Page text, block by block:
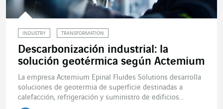
INDUSTRY TRANSFORMATION
Descarbonización industrial: la
solución geotérmica según Actemium
La empresa Actemium Epinal Fluides Solutions desarrolla
soluciones de geotermia de superficie destinadas a
calefacción, refrigeración y suministro de edificios...